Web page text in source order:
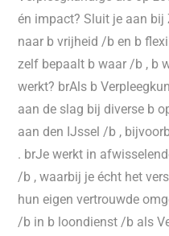
én impact? Sluit je aan
naar b vrijheid /b en b
zelf bepaalt b waar /b , b
werkt? brAls b
aan de slag bij diverse b
aan den IJssel /b ,
. brJe werkt in
/b , waarbij je écht het
hun eigen vertrouwde
/b in b loondienst /b als